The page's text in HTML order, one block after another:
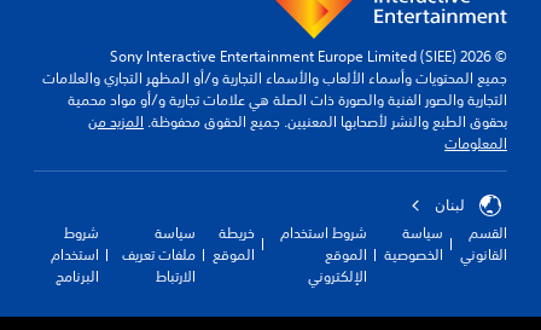
© 2026 Sony Interactive Entertainment Europe Limited (SIEE)
جميع المحتويات وأسماء الألعاب والأسماء التجارية و/أو المظهر التجاري والعلامات
التجارية والصور الفنية والصورة ذات الصلة هي علامات تجارية و/أو مواد محمية
بحقوق الطبع والنشر لأصحابها المعنيين. جميع الحقوق محفوظة. المزيد من
المعلومات
لبنان
القسم
القانوني
سياسة
الخصوصية
شروط استخدام
الموقع
الإلكتروني
خريطة
الموقع
سياسة
ملفات تعريف
الارتباط
شروط
استخدام
البرنامج